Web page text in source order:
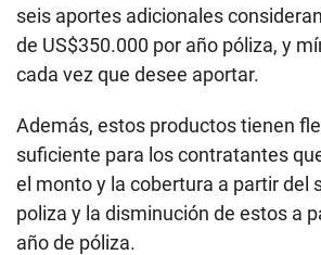
seis aportes adicionales
de US$350.000 por año póliza, y
cada vez que desee aportar.
Además, estos productos tienen
suficiente para los contratantes
el monto y la cobertura a partir del
poliza y la disminución de estos a
año de póliza.